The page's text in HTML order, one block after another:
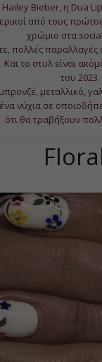
Hailey Bieber, η Dua
από τους
χρώμιο στα
πολλές παραλλαγές
Και το στυλ είναι
του 2023.
μεταλλικό,
νύχια σε
ότι θα τραβήξουν